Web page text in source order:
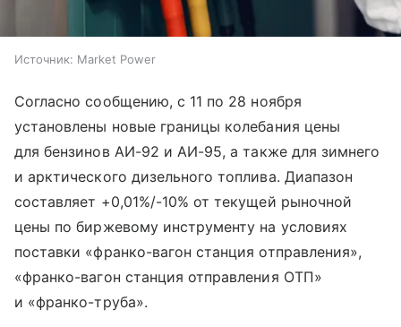
Источник: Market Power
Согласно сообщению, с 11 по 28 ноября
установлены новые границы колебания цены
для бензинов АИ-92 и АИ-95, а также для зимнего
и арктического дизельного топлива. Диапазон
составляет +0,01%/-10% от текущей рыночной
цены по биржевому инструменту на условиях
поставки «франко-вагон станция отправления»,
«франко-вагон станция отправления ОТП»
и «франко-труба».